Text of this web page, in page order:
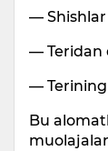
— Shishlar
— Teridan
— Terining
Bu